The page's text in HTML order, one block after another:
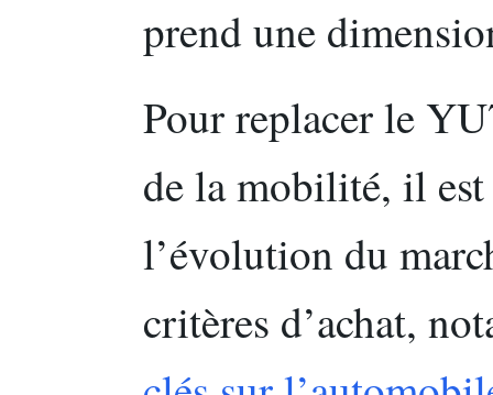
prend une
Pour replacer le
de la mobilité, il
l’évolution du
critères d’achat,